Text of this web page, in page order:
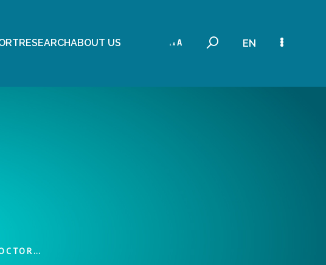
RESEARCHABOUT US EN
DOCTORAL STUDY PROGRAMMES